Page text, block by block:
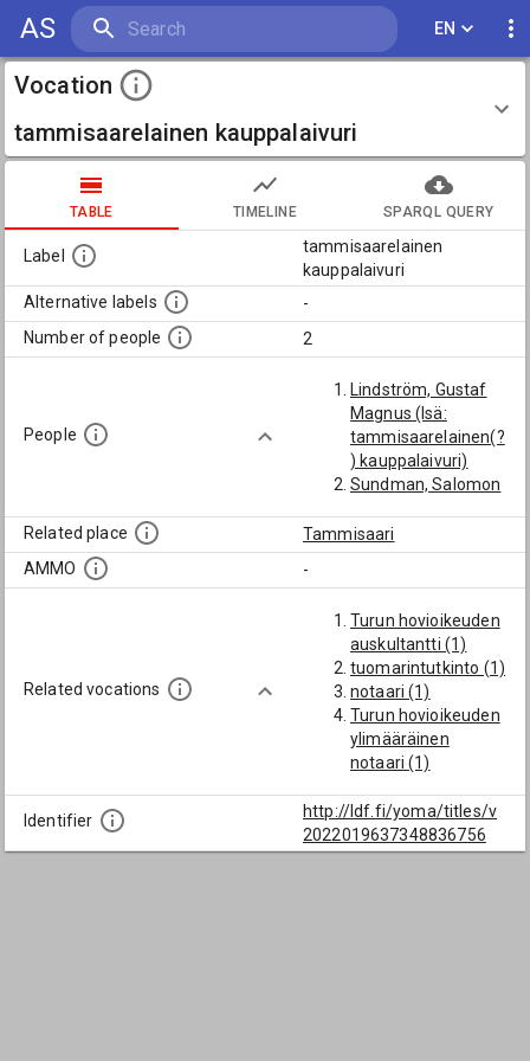
AS EN
Vocation
tammisaarelainen kauppalaivuri
TABLE TIMELINE SPARQL QUERY
Label
tammisaarelainen
kauppalaivuri
Alternative labels
-
Number of people
2
People
Lindström, Gustaf
Magnus (Isä:
tammisaarelainen(?
) kauppalaivuri)
Sundman, Salomon
Related place
Tammisaari
AMMO
-
Related vocations
Turun hovioikeuden
auskultantti (1)
tuomarintutkinto (1)
notaari (1)
Turun hovioikeuden
ylimääräinen
notaari (1)
Identifier
http://ldf.fi/yoma/titles/v
2022019637348836756